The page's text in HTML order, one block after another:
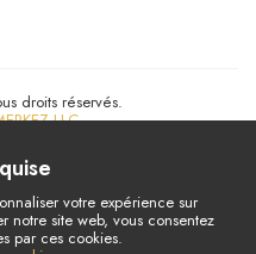
droits réservés.
LLC
votre expérience sur
notre site web, vous consentez
par ces cookies.